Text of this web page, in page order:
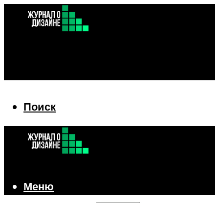
Поиск
Меню